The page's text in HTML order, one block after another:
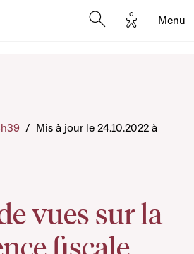
Options
Menu
vues sur la
fiscale
/ Mis à jour le 24.10.2022 à